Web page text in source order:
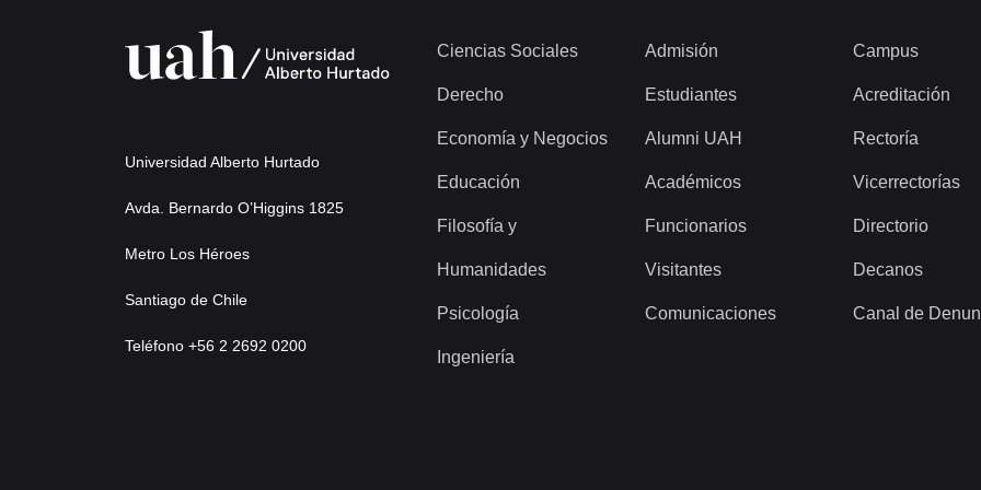
Universidad Alberto Hurtado
Avda. Bernardo O’Higgins 1825
Metro Los Héroes
Santiago de Chile
Teléfono +56 2 2692 0200
Ciencias Sociales
Derecho
Economía y Negocios
Educación
Filosofía y
Humanidades
Psicología
Ingeniería
Admisión
Estudiantes
Alumni UAH
Académicos
Funcionarios
Visitantes
Comunicaciones
Campus
Acreditación
Rectoría
Vicerrectorías
Directorio
Decanos
Canal de